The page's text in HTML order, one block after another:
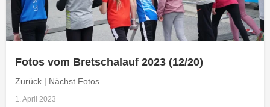
Fotos vom Bretschalauf 2023 (12/20)
Zurück | Nächst Fotos
1. April 2023